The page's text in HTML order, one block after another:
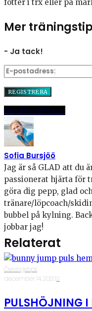
fötter i trx eller på
Mer
- Ja tack!
DelaPinnaE-post
Sofia Bursjöö
Jag är så GLAD att du
passionerat hjärta för
göra dig pepp, glad
tränare/löpcoach/
bubbel på kylning.
jobbar jag!
Relaterat
Övningstips
·december 14, 2020·2
PULSHÖJNING